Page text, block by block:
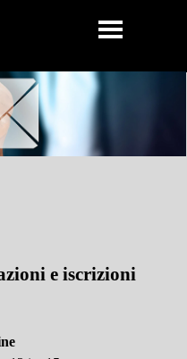
e iscrizioni